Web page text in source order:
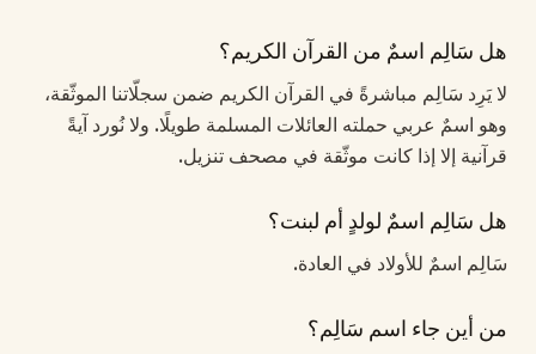
هل سَالِم اسمٌ من القرآن الكريم؟
لا يَرِد سَالِم مباشرةً في القرآن الكريم ضمن سجلّاتنا الموثّقة،
وهو اسمٌ عربي حملته العائلات المسلمة طويلًا. ولا نُورد آيةً
قرآنية إلا إذا كانت موثّقة في مصحف تنزيل.
هل سَالِم اسمٌ لولدٍ أم لبنت؟
سَالِم اسمٌ للأولاد في العادة.
من أين جاء اسم سَالِم؟